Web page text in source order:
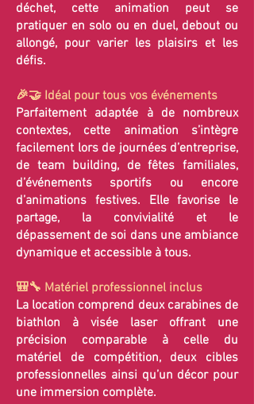
déchet, cette animation peut se
pratiquer en solo ou en duel, debout ou
allongé, pour varier les plaisirs et les
défis.
🎉🤝 Idéal pour tous vos événements
Parfaitement adaptée à de nombreux
contextes, cette animation s’intègre
facilement lors de journées d’entreprise,
de team building, de fêtes familiales,
d’événements sportifs ou encore
d’animations festives. Elle favorise le
partage, la convivialité et le
dépassement de soi dans une ambiance
dynamique et accessible à tous.
🎒🔧 Matériel professionnel inclus
La location comprend deux carabines de
biathlon à visée laser offrant une
précision comparable à celle du
matériel de compétition, deux cibles
professionnelles ainsi qu’un décor pour
une immersion complète.